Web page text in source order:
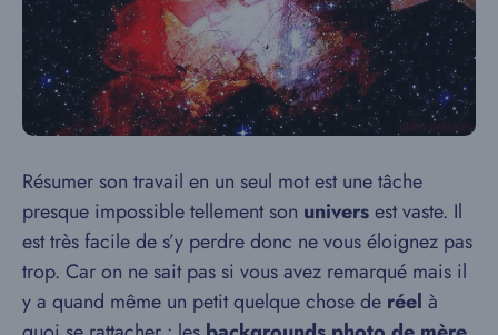
Résumer son travail en un seul mot est une tâche
presque impossible tellement son universest vaste. Il
est très facile de s’y perdre donc ne vous éloignez pas
trop. Car on ne sait pas si vous avez remarqué mais il
y a quand même un petit quelque chose de réel à